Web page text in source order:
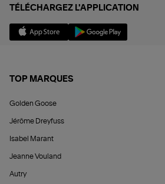
TÉLÉCHARGEZ L'APPLICATION
TOP MARQUES
Golden Goose
Jérôme Dreyfuss
Isabel Marant
Jeanne Vouland
Autry